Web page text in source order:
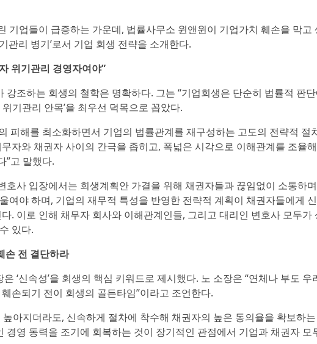
기업들이 급증하는 가운데, 법률사무소 윈앤윈이 기업가치 훼손을 막고
관리 병기’로서 기업 회생 전략을 소개한다.
위기관리 경영자여야”
강조하는 회생의 철학은 명확하다. 그는 “기업회생은 단순히 법률적 판
기관리 안목’을 최우선 덕목으로 꼽았다.
피해를 최소화하면서 기업의 법률관계를 재구성하는 고도의 전략적 절
자와 채권자 사이의 간극을 좁히고, 폭넓은 시각으로 이해관계를 조율
”고 말했다.
호사 입장에서는 회생계획안 가결을 위해 채권자들과 끊임없이 소통하
여야 하며, 기업의 재무적 특성을 반영한 전략적 계획이 채권자들에게
. 이로 인해 채무자 회사와 이해관계인들, 그리고 대리인 변호사 모두가
있다.
손 전 결단하라
‘신속성’을 회생의 핵심 키워드로 제시했다. 노 소장은 “연체나 부도 우
손되기 전이 회생의 골든타임”이라고 조언한다.
아지더라도, 신속하게 절차에 착수해 채권자의 높은 동의율을 확보하는
경영 동력을 조기에 회복하는 것이 장기적인 관점에서 기업과 채권자 모